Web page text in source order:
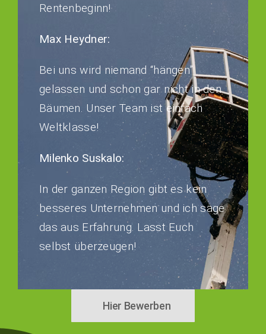
Rentenbeginn!
Max Heydner:
Bei uns wird niemand “hängen”
gelassen und schon gar nicht in den
Bäumen. Unser Team ist einfach
Weltklasse!
Milenko Suskalo:
In der ganzen Region gibt es kein
besseres Unternehmen und ich sage
das aus Erfahrung. Lasst Euch
selbst überzeugen!
Hier Bewerben